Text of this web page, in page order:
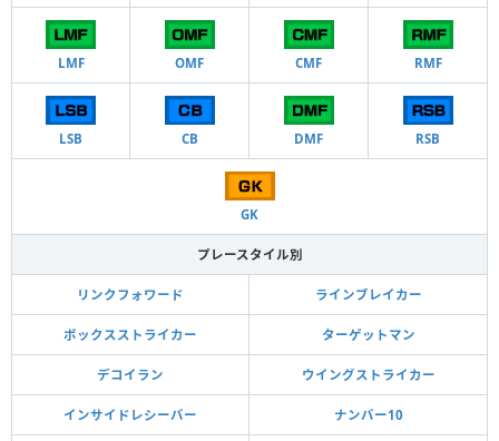
LMF OMF CMF RMF
LSB CB DMF RSB
GK
プレースタイル別
リンクフォワード ラインブレイカー
ボックスストライカー ターゲットマン
デコイラン ウイングストライカー
インサイドレシーバー ナンバー10